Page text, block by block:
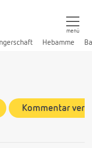
Hebamme
menü
Kommentar